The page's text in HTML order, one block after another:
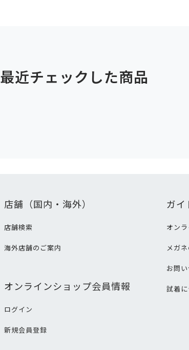
最近チェックした商品
店舗（国内・海外）
店舗検索
海外店舗のご案内
オンラインショップ会員情報
ログイン
新規会員登録
ガイ
オン
メガ
お問
試着